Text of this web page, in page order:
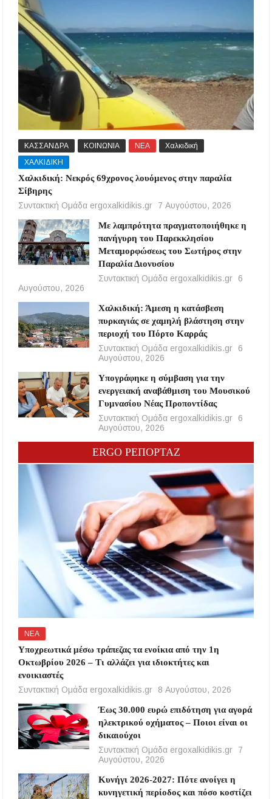
ΚΑΣΣΑΝΔΡΑ ΚΟΙΝΩΝΙΑ ΝΕΑ
Χαλκιδική
ΧΑΛΚΙΔΙΚΗ
Χαλκιδική: Νεκρός 69χρονος λουόμενος στην παραλία
Σίβηρης
Συντακτική Ομάδα ergoxalkidikis.gr
7 Αυγούστου, 2026
Με λαμπρότητα πραγματοποιήθηκε η
πανήγυρη του Παρεκκλησίου
Μεταμορφώσεως του Σωτήρος στην
Παραλία Διονυσίου
Συντακτική Ομάδα ergoxalkidikis.gr
6
Αυγούστου, 2026
Χαλκιδική: Άμεση η κατάσβεση
πυρκαγιάς σε χαμηλή βλάστηση στην
περιοχή του Πόρτο Καρράς
Συντακτική Ομάδα ergoxalkidikis.gr
6
Αυγούστου, 2026
Υπογράφηκε η σύμβαση για την
ενεργειακή αναβάθμιση του Μουσικού
Γυμνασίου Νέας Προποντίδας
Συντακτική Ομάδα ergoxalkidikis.gr
6
Αυγούστου, 2026
ERGO ΡΕΠΟΡΤΑΖ
ΝΕΑ
Υποχρεωτικά μέσω τράπεζας τα ενοίκια από την 1η
Οκτωβρίου 2026 – Τι αλλάζει για ιδιοκτήτες και
ενοικιαστές
Συντακτική Ομάδα ergoxalkidikis.gr
8 Αυγούστου, 2026
Έως 30.000 ευρώ επιδότηση για αγορά
ηλεκτρικού οχήματος – Ποιοι είναι οι
δικαιούχοι
Συντακτική Ομάδα ergoxalkidikis.gr
7
Αυγούστου, 2026
Κυνήγι 2026-2027: Πότε ανοίγει η
κυνηγετική περίοδος και πόσο κοστίζει